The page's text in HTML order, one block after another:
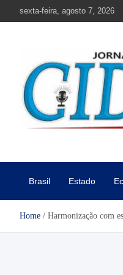
sexta-feira, agosto 7, 2026
Brasil Estado
Home Harmonização com